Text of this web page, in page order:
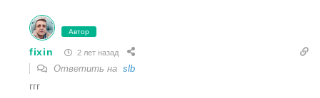
Автор
fixin 2 лет назад
Ответить на slb
ггг